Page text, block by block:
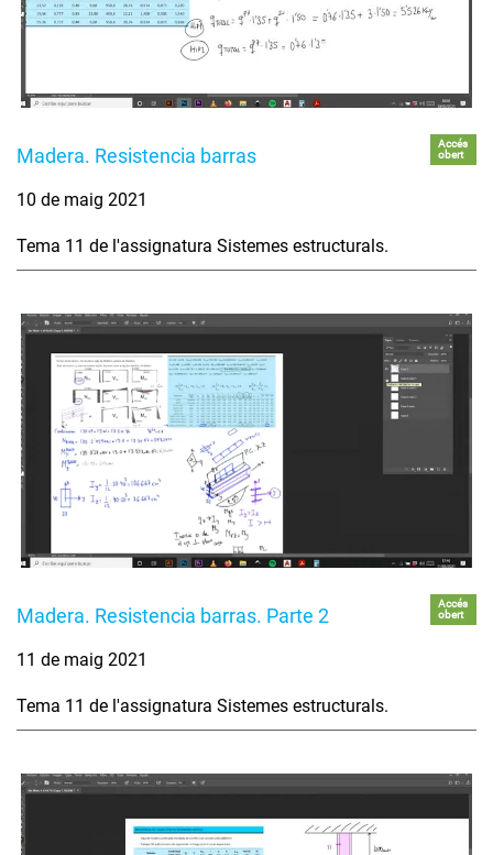
Madera. Resistencia barras
Accés
obert
10 de maig 2021
Tema 11 de l'assignatura Sistemes estructurals.
Madera. Resistencia barras. Parte 2
Accés
obert
11 de maig 2021
Tema 11 de l'assignatura Sistemes estructurals.